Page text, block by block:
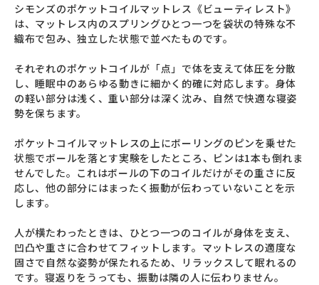
シモンズのポケットコイルマットレス《ビューティレスト》
は、マットレス内のスプリングひとつ一つを袋状の特殊な不
織布で包み、独立した状態で並べたものです。
それぞれのポケットコイルが「点」で体を支えて体圧を分散
し、睡眠中のあらゆる動きに細かく的確に対応します。身体
の軽い部分は浅く、重い部分は深く沈み、自然で快適な寝姿
勢を保ちます。
ポケットコイルマットレスの上にボーリングのピンを乗せた
状態でボールを落とす実験をしたところ、ピンは1本も倒れま
せんでした。これはボールの下のコイルだけがその重さに反
応し、他の部分にはまったく振動が伝わっていないことを示
します。
人が横たわったときは、ひとつ一つのコイルが身体を支え、
凹凸や重さに合わせてフィットします。マットレスの適度な
固さで自然な姿勢が保たれるため、リラックスして眠れるの
です。寝返りをうっても、振動は隣の人に伝わりません。